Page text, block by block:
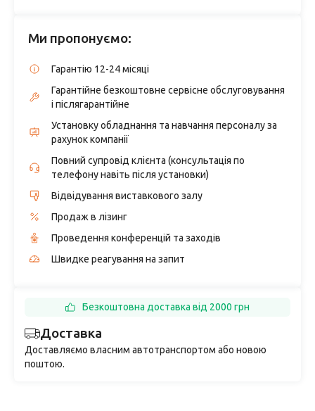
Ми пропонуємо:
Гарантію 12-24 місяці
Гарантійне безкоштовне сервісне обслуговування
і післягарантійне
Установку обладнання та навчання персоналу за
рахунок компанії
Повний супровід клієнта (консультація по
телефону навіть після установки)
Відвідування виставкового залу
Продаж в лізинг
Проведення конференцій та заходів
Швидке реагування на запит
Доставка
Доставляємо власним автотранспортом або новою
поштою.
Безкоштовна доставка від 2000 грн